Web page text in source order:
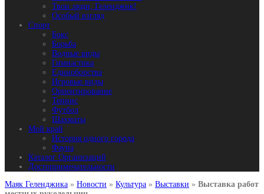
Твои люди, Геленджик!
Особый взгляд
Спорт
Бокс
Борьба
Водные виды
Гимнастика
Единоборства
Игровые виды
Ориентирование
Теннис
Футбол
Шахматы
Мой край
История одного города
Фауна
Каталог Организаций
Достопримечательности
Маяк Геленджика » Новости » Культура » Выставки » Выставка работ